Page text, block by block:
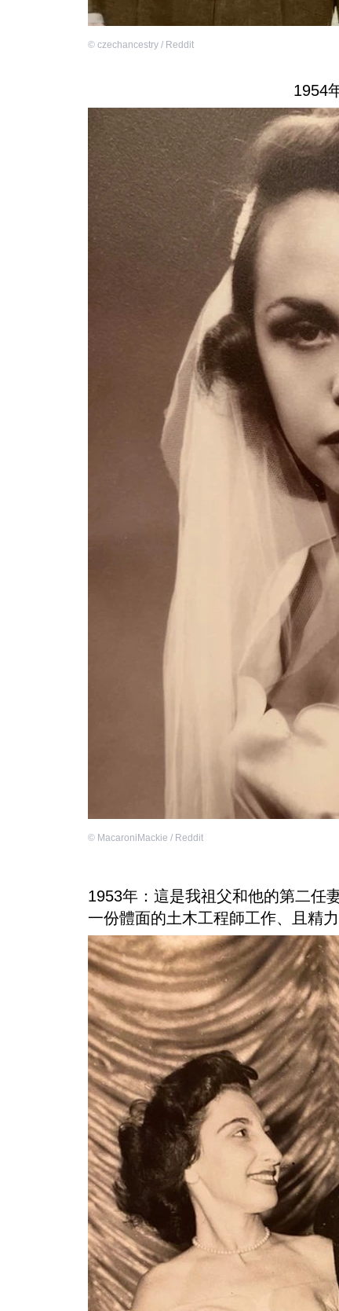
© czechancestry / Reddit
1954
© MacaroniMackie / Reddit
1953年：這是我祖父和他的第二任
一份體面的土木工程師工作、且精